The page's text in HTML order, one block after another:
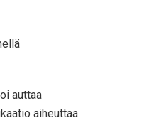
auttaa
aiheuttaa